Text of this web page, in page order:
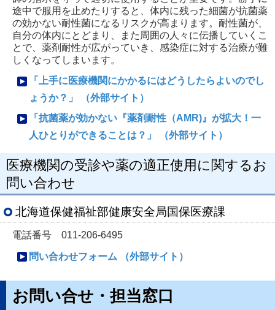
途中で服用を止めたりすると、体内に残った細菌が抗菌薬
の効かない耐性菌になるリスクが高まります。耐性菌が、
自分の体内にとどまり、また周囲の人々に伝播していくこ
とで、薬剤耐性が広がっていき、感染症に対する治療が難
しくなってしまいます。
「上手に医療機関にかかるにはどうしたらよいのでし
ょうか？」 （外部サイト）
「抗菌薬が効かない『薬剤耐性（AMR)』が拡大！一
人ひとりができることは？」 （外部サイト）
医療機関の受診や薬の適正使用に関するお
問い合わせ
北海道保健福祉部健康安全局国保医療課
電話番号 011-206-6495
問い合わせフォーム （外部サイト）
お問い合せ・担当窓口